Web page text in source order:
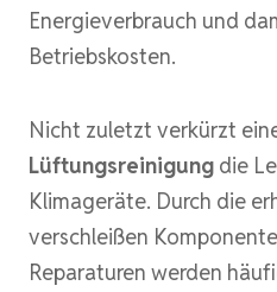
Energieverbrauch und
Betriebskosten.
Nicht zuletzt verkürzt
Lüftungsreinigung die
Klimageräte. Durch die
verschleißen
Reparaturen werden